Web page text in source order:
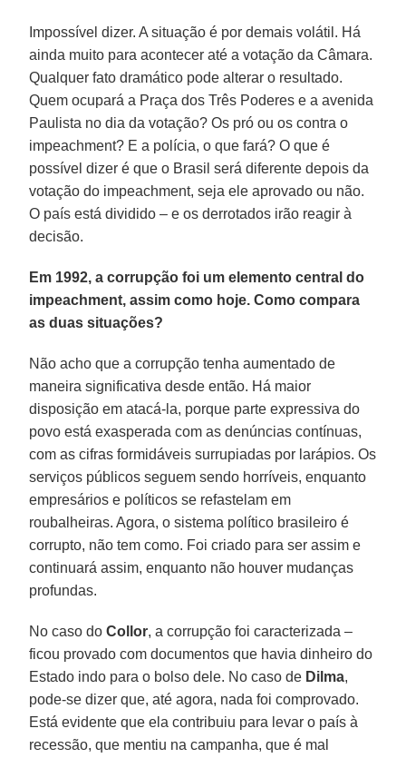
Impossível dizer. A situação é por demais volátil. Há
ainda muito para acontecer até a votação da Câmara.
Qualquer fato dramático pode alterar o resultado.
Quem ocupará a Praça dos Três Poderes e a avenida
Paulista no dia da votação? Os pró ou os contra o
impeachment? E a polícia, o que fará? O que é
possível dizer é que o Brasil será diferente depois da
votação do impeachment, seja ele aprovado ou não.
O país está dividido – e os derrotados irão reagir à
decisão.
Em 1992, a corrupção foi um elemento central do
impeachment, assim como hoje. Como compara
as duas situações?
Não acho que a corrupção tenha aumentado de
maneira significativa desde então. Há maior
disposição em atacá-la, porque parte expressiva do
povo está exasperada com as denúncias contínuas,
com as cifras formidáveis surrupiadas por larápios. Os
serviços públicos seguem sendo horríveis, enquanto
empresários e políticos se refastelam em
roubalheiras. Agora, o sistema político brasileiro é
corrupto, não tem como. Foi criado para ser assim e
continuará assim, enquanto não houver mudanças
profundas.
No caso doCollor, a corrupção foi caracterizada –
ficou provado com documentos que havia dinheiro do
Estado indo para o bolso dele. No caso de Dilma,
pode-se dizer que, até agora, nada foi comprovado.
Está evidente que ela contribuiu para levar o país à
recessão, que mentiu na campanha, que é mal